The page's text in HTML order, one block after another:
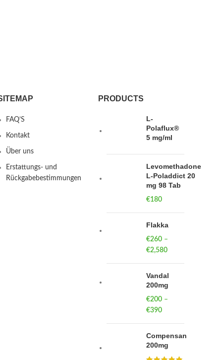
FAQ’S
Kontakt
Über uns
Erstattungs- und
Rückgabebestimmungen
PRODUCTS
L-
Polaflux®
5 mg/ml
Levomethadone
L-Poladdict 20
mg 98 Tab
€180
Flakka
€260 –
€2,580
€260
through
Vandal
200mg
€200 –
€390
through
Compensan
200mg